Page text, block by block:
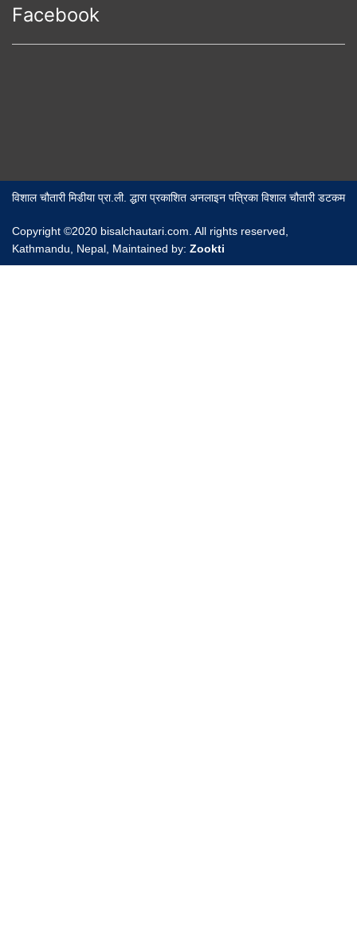
Facebook
विशाल चौतारी मिडीया प्रा.ली. द्धारा प्रकाशित अनलाइन पत्रिका विशाल चौतारी डटकम
Copyright ©2020 bisalchautari.com. All rights reserved,
Kathmandu, Nepal, Maintained by: Zookti